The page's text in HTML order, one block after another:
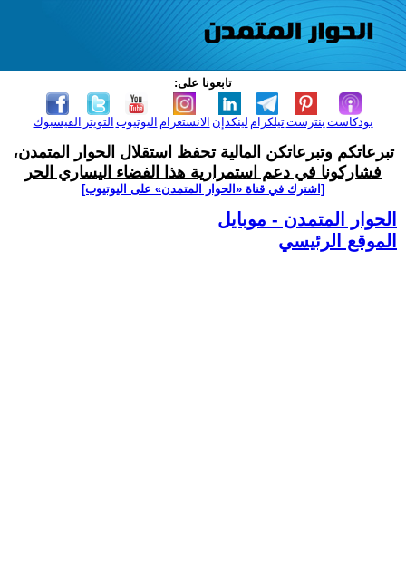
تابعونا على:
الفيسبوك التويتر اليوتيوب الانستغرام لينكدإن تيلكرامبنترست بودكاست
تبرعاتكم وتبرعاتكن المالية تحفظ استقلال الحوار المتمدن،
فشاركونا في دعم استمرارية هذا الفضاء اليساري الحر
[اشترك في قناة ‫«الحوار المتمدن» على اليوتيوب]
الحوار المتمدن - موبايل
الموقع الرئيسي